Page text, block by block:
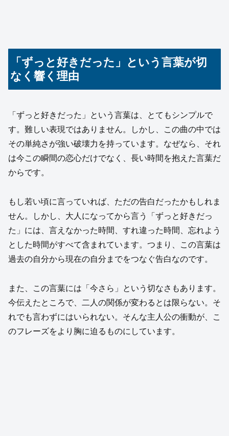
「ずっと好きだった」という言葉が切
なく響く理由
「ずっと好きだった」という言葉は、とてもシンプルで
す。難しい表現ではありません。しかし、この曲の中では
その単純さが強い破壊力を持っています。なぜなら、それ
は今この瞬間の恋心だけでなく、長い時間を抱えた言葉だ
からです。
もし若い頃に言っていれば、ただの告白だったかもしれま
せん。しかし、大人になってから言う「ずっと好きだっ
た」には、言えなかった時間、すれ違った時間、忘れよう
とした時間がすべて含まれています。つまり、この言葉は
過去の自分から現在の自分までをつなぐ告白なのです。
また、この言葉には「今さら」という切なさもあります。
今伝えたところで、二人の関係が変わるとは限らない。そ
れでも言わずにはいられない。そんな主人公の衝動が、こ
のフレーズをより胸に迫るものにしています。